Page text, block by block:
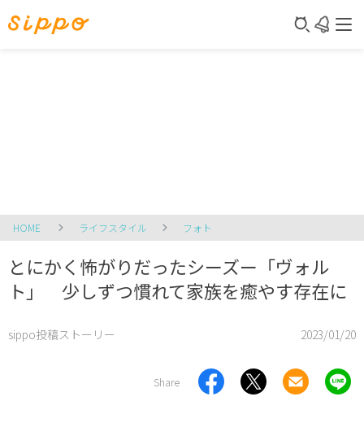
HOME ライフスタイル フォト
とにかく怖がりだったシーズー「ヴォル
ト」 少しずつ慣れて家族を癒やす存在に
sippo投稿ストーリー 2023/01/20
Share